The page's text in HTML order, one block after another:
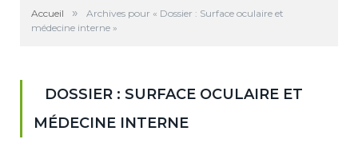
Accueil »
Archives pour « Dossier : Surface oculaire et
médecine interne »
DOSSIER : SURFACE OCULAIRE ET
MÉDECINE INTERNE